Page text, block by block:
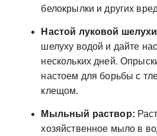
белокрылки и других
Настой луковой
шелуху водой и дайте
нескольких дней.
настоем для борьбы с
клещом.
Мыльный раствор:
хозяйственное мыло в